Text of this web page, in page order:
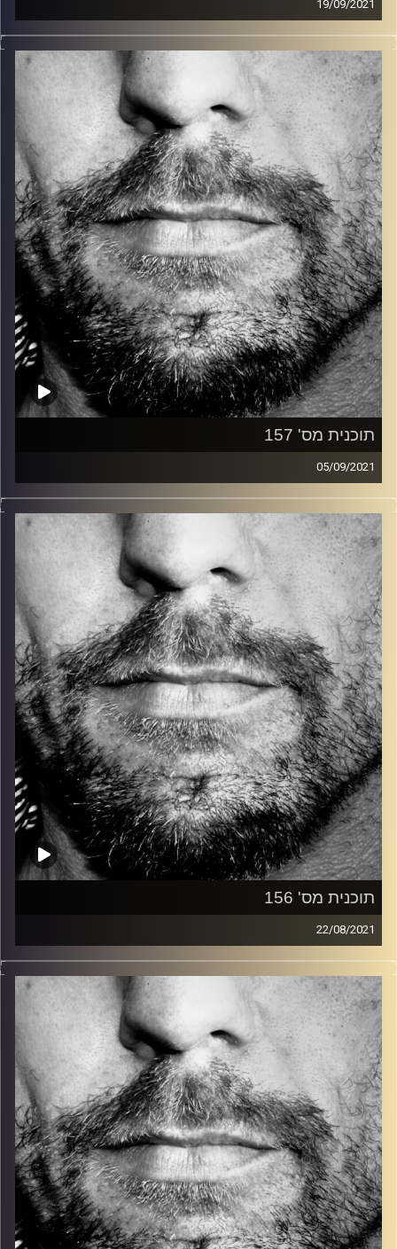
19/09/2021
זיפים, מוזיקה מחוספסת של הופעות חיות. הרבה ג'אם, רוק,
בלוז, bluegrass, ג'אז, Fאנק, פרוגרסיב ואפילו אלקטרוניקה.
כל מה שחי, אמיתי ונושם.
עם שמוליק רגב.
קרדיט תמונות: David Goehring
תוכנית מס' 157
05/09/2021
זיפים, מוזיקה מחוספסת של הופעות חיות. הרבה ג'אם, רוק,
בלוז, bluegrass, ג'אז, Fאנק, פרוגרסיב ואפילו אלקטרוניקה.
כל מה שחי, אמיתי ונושם.
עם שמוליק רגב.
קרדיט תמונות: David Goehring
תוכנית מס' 156
22/08/2021
זיפים, מוזיקה מחוספסת של הופעות חיות. הרבה ג'אם, רוק,
בלוז, bluegrass, ג'אז, Fאנק, פרוגרסיב ואפילו אלקטרוניקה.
כל מה שחי, אמיתי ונושם.
עם שמוליק רגב.
קרדיט תמונות: David Goehring